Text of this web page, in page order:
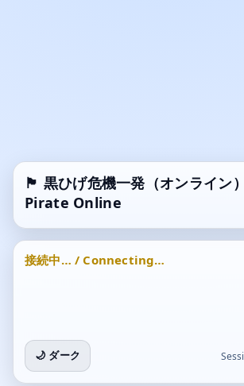
🏴 黒ひげ危機一発（オンライン
Pirate Online
接続中… / Connecting…
🌙 ダーク